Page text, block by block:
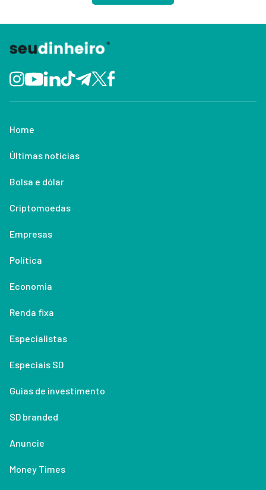
Home
Últimas notícias
Bolsa e dólar
Criptomoedas
Empresas
Política
Economia
Renda fixa
Especialistas
Especiais SD
Guias de investimento
SD branded
Anuncie
Money Times